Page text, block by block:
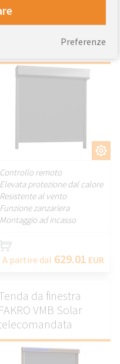
PERSONALIZZARE.
VMU da
telecomandata
remoto
protezione dal calore
al vento
zanzariera
ad incasso
A partire dal 629.01 EUR
da finestra
FAKRO VMB Solar
Preferenze